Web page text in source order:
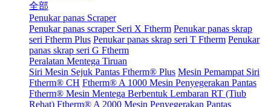
全部
Penukar panas Scraper
Penukar panas scraper Seri X Ftherm Penukar panas skrap
seri Ftherm Plus Penukar panas skrap seri T Ftherm Penukar
panas skrap seri G Ftherm
Peralatan Mentega Tiruan
Siri Mesin Sejuk Pantas Ftherm® Plus Mesin Pemampat Siri
Ftherm® CH Ftherm® A 1000 Mesin Penyegerakan Pantas
Ftherm® Mesin Mentega Berbentuk Lembaran RT (Tiub
Rehat) Ftherm® A 2000 Mesin Penyegerakan Pantas